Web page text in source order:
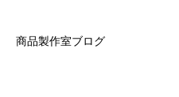
商品製作室ブログ